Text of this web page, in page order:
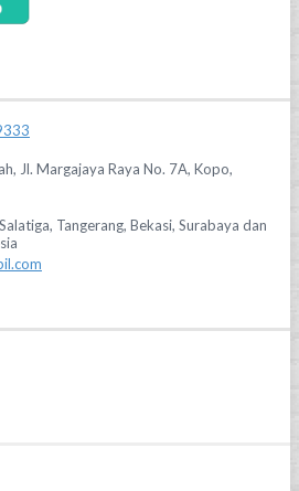
Jl. Margajaya Raya No. 7A, Kopo,
Tangerang, Bekasi, Surabaya dan